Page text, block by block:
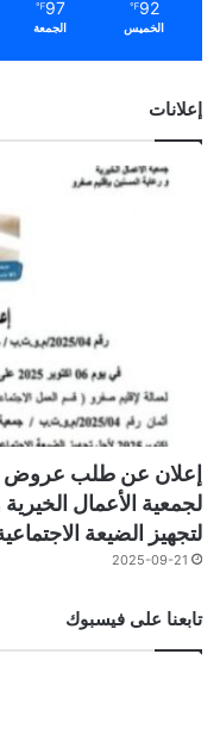
92
℉
الخميس
97
℉
الجمعة
إعلانات
لجمعية الأعمال
لتجهيز الضيعة
2025-09-21
تابعنا على فيسبوك